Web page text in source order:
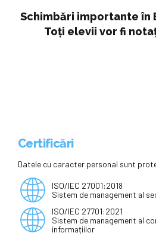
Schimbări importante în
Toți elevii vor fi
Certificări
Datele cu caracter personal sunt
ISO/IEC 27001:2018
Sistem de management al
ISO/IEC 27701:2021
Sistem de management al
informațiilor